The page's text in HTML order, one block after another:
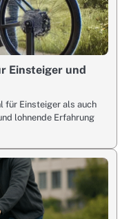
Einsteiger und
für Einsteiger als auch
lohnende Erfahrung